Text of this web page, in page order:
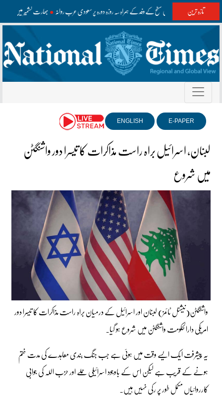
تازہ ترین وزیراعظم اعلیٰ سطح کے وفد کے ہمراہ سہ روزہ دورہ پر سعودی عرب روانہ بھارت کشمیر میں
E-PAPER
ENGLISH
لبنان، اسرائیل براہ راست مذاکرات کا تیسرا دور واشنگٹن
میں شروع
واشنگٹن(نیشنل ٹائمز) لبنان اور اسرائیل کے درمیان براہ راست مذاکرات کا تیسرا دور
امریکی دارالحکومت واشنگٹن میں شروع ہو گیا۔
یہ پیشرفت ایک ایسے وقت میں ہوئی ہے جب جنگ بندی معاہدے کی مدت ختم
ہونے کے قریب ہے لیکن اس کے باوجود اسرائیلی حملے اور حزب اللہ کی جوابی
کارروائیاں مکمل طور پر رکی نہیں ہیں۔